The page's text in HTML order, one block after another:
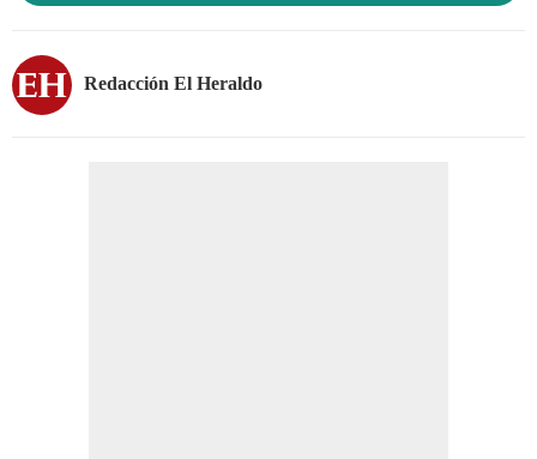
Redacción El Heraldo